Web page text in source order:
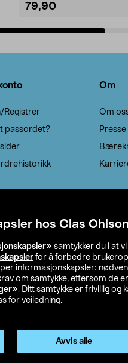
hos Clas Ohlson
samtykker du i at
for å forbedre
informasjonskapsler:
om samtykke, ettersom de
. Ditt samtykke er frivillig og
for veiledning.
Avvis alle
79,90
Registrer
passordet?
Om
Om
Presse